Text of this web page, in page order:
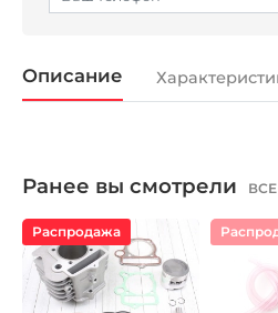
Описание
Ранее вы смотрели
Распродажа